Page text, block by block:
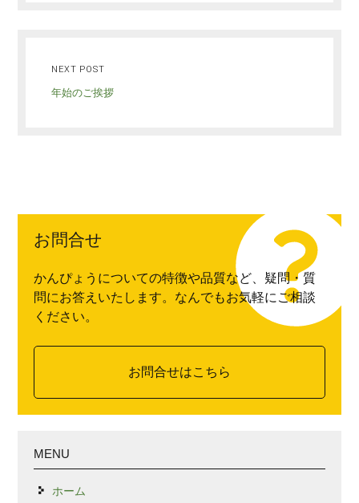
NEXT POST
年始のご挨拶
お問合せ
かんぴょうについての特徴や品質など、疑問・質
問にお答えいたします。なんでもお気軽にご相談
ください。
お問合せはこちら
MENU
ホーム